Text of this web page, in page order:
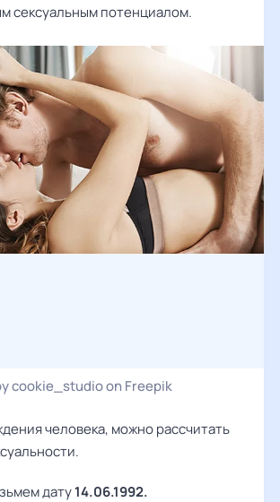
сексуальным потенциалом.
cookie_studio on Freepik
человека, можно рассчитать
дату14.06.1992.